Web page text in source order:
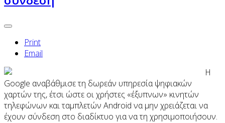
Print
Email
Η
Google αναβάθμισε τη δωρεάν υπηρεσία ψηφιακών
χαρτών της, έτσι ώστε οι χρήστες «έξυπνων» κινητών
τηλεφώνων και ταμπλετών Android να μην χρειάζεται να
έχουν σύνδεση στο διαδίκτυο για να τη χρησιμοποιήσουν.